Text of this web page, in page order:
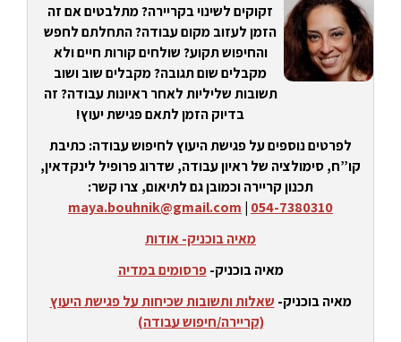
זקוקים לשינוי בקריירה? מתלבטים אם זה
הזמן לעזוב מקום עבודה? התחלתם לחפש
והחיפוש תקוע? שולחים קורות חיים ולא
מקבלים שום תגובה? מקבלים שוב ושוב
תשובות שליליות לאחר ראיונות עבודה? זה
בדיוק הזמן לתאם פגישת יעוץ!
לפרטים נוספים על פגישת היעוץ לחיפוש עבודה: כתיבת
קו”ח, סימולציה של ראיון עבודה, שדרוג פרופיל לינקדאין,
תכנון קריירה וכמובן גם לתיאום, צרו קשר:
054-7380310
|
maya.bouhnik@gmail.com
מאיה בוכניק- אודות
מאיה בוכניק-פרסומים במדיה
מאיה בוכניק- שאלות ותשובות שכיחות על פגישת היעוץ
(קריירה/חיפוש עבודה)